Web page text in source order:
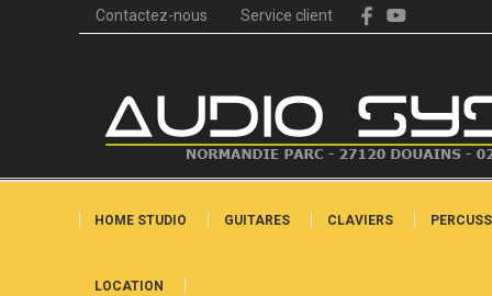
Contactez-nous Service client
HOME STUDIO GUITARES CLAVIERS
LOCATION